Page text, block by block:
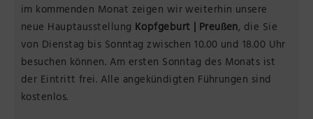
im kommenden Monat zeigen wir weiterhin unsere
neue Hauptausstellung Kopfgeburt | Preußen, die Sie
von Dienstag bis Sonntag zwischen 10.00 und 18.00 Uhr
besuchen können. Am ersten Sonntag des Monats ist
der Eintritt frei. Alle angekündigten Führungen sind
kostenlos.